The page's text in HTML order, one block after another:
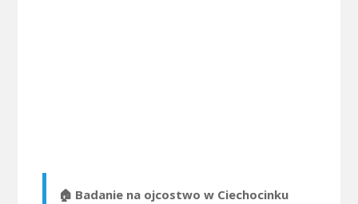
🏠 Badanie na ojcostwo w Ciechocinku